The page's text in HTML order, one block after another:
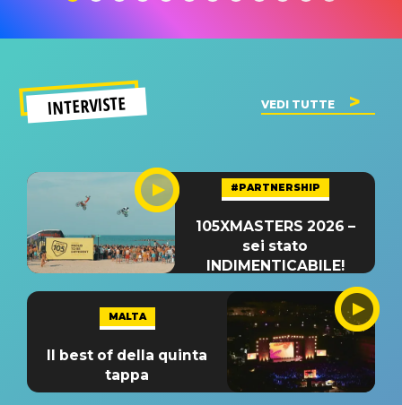
INTERVISTE VEDI TUTTE
#PARTNERSHIP
105XMASTERS 2026 –
sei stato
INDIMENTICABILE!
MALTA
Il best of della quinta
tappa